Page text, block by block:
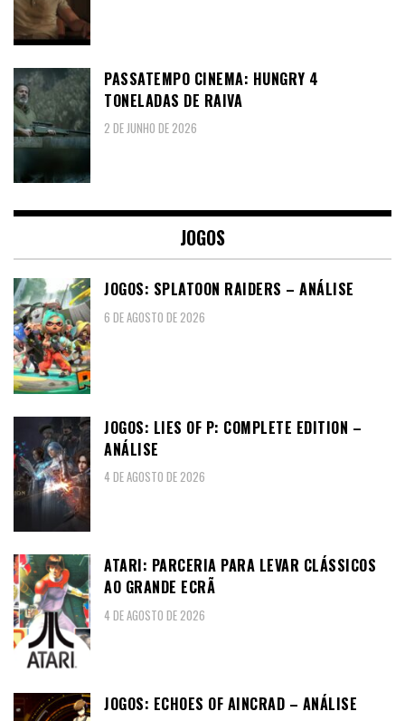
PASSATEMPO CINEMA: HUNGRY 4
TONELADAS DE RAIVA
2 DE JUNHO DE 2026
JOGOS
JOGOS: SPLATOON RAIDERS – ANÁLISE
6 DE AGOSTO DE 2026
JOGOS: LIES OF P: COMPLETE EDITION –
ANÁLISE
4 DE AGOSTO DE 2026
ATARI: PARCERIA PARA LEVAR CLÁSSICOS
AO GRANDE ECRÃ
4 DE AGOSTO DE 2026
JOGOS: ECHOES OF AINCRAD – ANÁLISE